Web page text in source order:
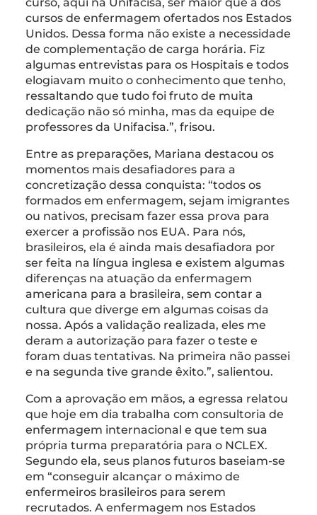
cursos de enfermagem ofertados nos Estados
Unidos. Dessa forma não existe a necessidade
de complementação de carga horária. Fiz
algumas entrevistas para os Hospitais e todos
elogiavam muito o conhecimento que tenho,
ressaltando que tudo foi fruto de muita
dedicação não só minha, mas da equipe de
professores da Unifacisa.”, frisou.
Entre as preparações, Mariana destacou os
momentos mais desafiadores para a
concretização dessa conquista: “todos os
formados em enfermagem, sejam imigrantes
ou nativos, precisam fazer essa prova para
exercer a profissão nos EUA. Para nós,
brasileiros, ela é ainda mais desafiadora por
ser feita na língua inglesa e existem algumas
diferenças na atuação da enfermagem
americana para a brasileira, sem contar a
cultura que diverge em algumas coisas da
nossa. Após a validação realizada, eles me
deram a autorização para fazer o teste e
foram duas tentativas. Na primeira não passei
e na segunda tive grande êxito.”, salientou.
Com a aprovação em mãos, a egressa relatou
que hoje em dia trabalha com consultoria de
enfermagem internacional e que tem sua
própria turma preparatória para o NCLEX.
Segundo ela, seus planos futuros baseiam-se
em “conseguir alcançar o máximo de
enfermeiros brasileiros para serem
recrutados. A enfermagem nos Estados